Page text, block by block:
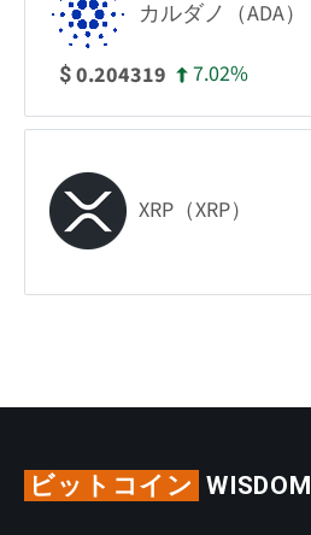
カルダノ（ADA）
$0.204319 7.02%
XRP（XRP）
ビットコイン WISDOM